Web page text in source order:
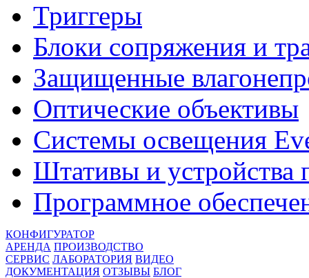
Триггеры
Блоки сопряжения и
Защищенные
Оптические объективы
Системы освещения
Штативы и устройства
Программное
КОНФИГУРАТОР
АРЕНДА ПРОИЗВОДСТВО
СЕРВИС ЛАБОРАТОРИЯ ВИДЕО
ДОКУМЕНТАЦИЯ ОТЗЫВЫ БЛОГ